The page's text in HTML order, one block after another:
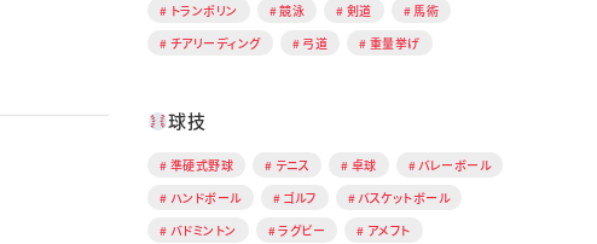
トランポリン
競泳 剣道
馬術
チアリーディング
弓道 重量挙げ
球技
準硬式野球 テニス 卓球
バレーボール
ハンドボール
ゴルフ
バスケットボール
バドミントン
ラグビー
アメフト